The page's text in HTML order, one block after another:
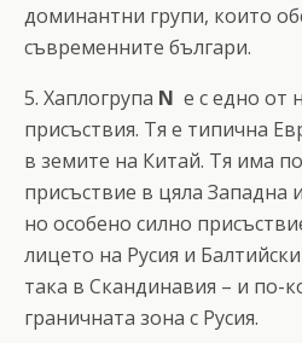
доминантни групи, които
съвременните българи.
5. Хаплогрупа N е с едно от
присъствия. Тя е типична
в земите на Китай. Тя има
присъствие в цяла Западна
но особено силно
лицето на Русия и
така в Скандинавия – и по-
граничната зона с Русия.